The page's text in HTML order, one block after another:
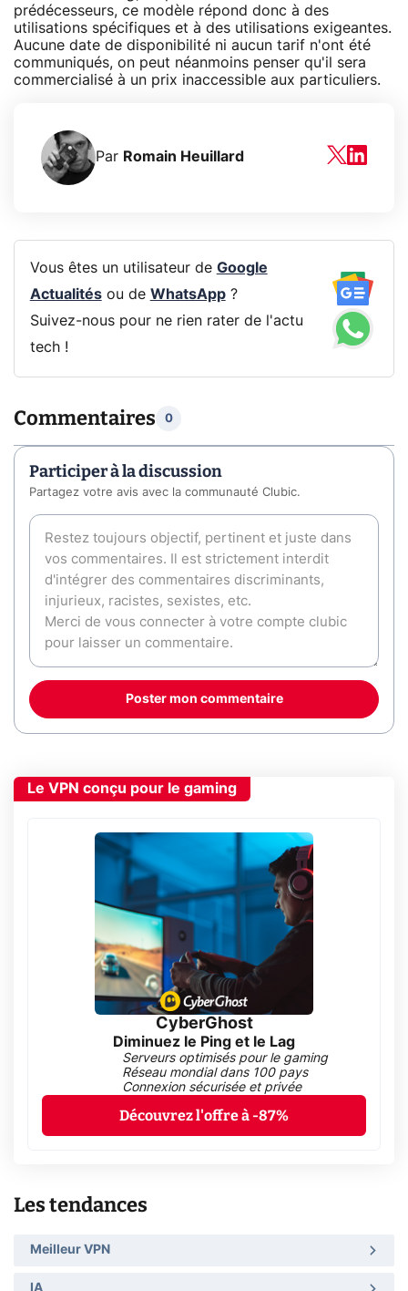
prédécesseurs, ce modèle répond donc à des
utilisations spécifiques et à des utilisations exigeantes.
Aucune date de disponibilité ni aucun tarif n'ont été
communiqués, on peut néanmoins penser qu'il sera
commercialisé à un prix inaccessible aux particuliers.
Par Romain Heuillard
Vous êtes un utilisateur de Google
Actualitésou de WhatsApp?
Suivez-nous pour ne rien rater de l'actu
tech !
Commentaires 0
Participer à la discussion
Partagez votre avis avec la communauté Clubic.
Poster mon commentaire
Le VPN conçu pour le gaming
CyberGhost
Diminuez le Ping et le Lag
Serveurs optimisés pour le gaming
Réseau mondial dans 100 pays
Connexion sécurisée et privée
Découvrez l'offre à -87%
Les tendances
Meilleur VPN
IA